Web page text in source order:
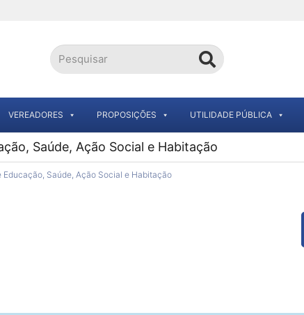
VEREADORES PROPOSIÇÕES UTILIDADE PÚBLICA
Saúde, Ação Social e Habitação
Educação, Saúde, Ação Social e Habitação